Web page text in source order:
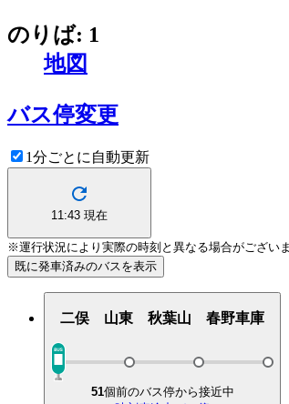
のりば: 1
地図
バス停変更
1分ごとに自動更新
11:43 現在
※運行状況により実際の時刻と異なる場合がございま
既に発車済みのバスを表示
二俣 山東 秋葉山 春野車庫
51個前のバス停から接近中